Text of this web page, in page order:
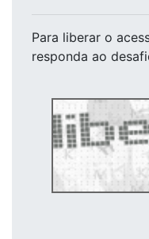
Para liberar o
responda ao